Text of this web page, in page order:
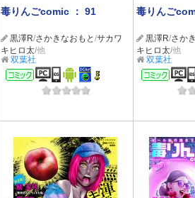
毒りんごcomic ： 91
黒澤R/さかきなおもと /サカワ
キヒロ太/他
双葉社
コミック
毒りんご
黒澤R/さか
キヒロ太/他
双葉社
コミ